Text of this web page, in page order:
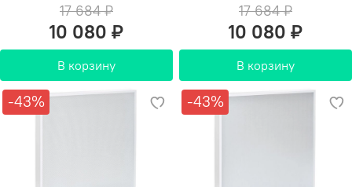
17 684 ₽
10 080 ₽
В корзину
17 684 ₽
10 080 ₽
В корзину
-43% -43%